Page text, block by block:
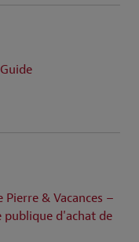
& Vacances –
publique d'achat de